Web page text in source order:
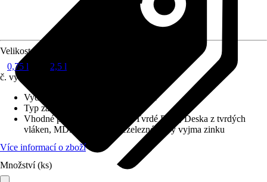
Velikost balení
0,75 l
2,5 l
č. výrobku
Vydatnost při jednom nátěru
8 m²/l
Typ základu
Vhodné pro podklad
Dřevo, Tvrdé PVC, Deska z tvrdých
vláken, MDF, Železné a neželezné kovy vyjma zinku
Více informací o zboží
Množství (ks)